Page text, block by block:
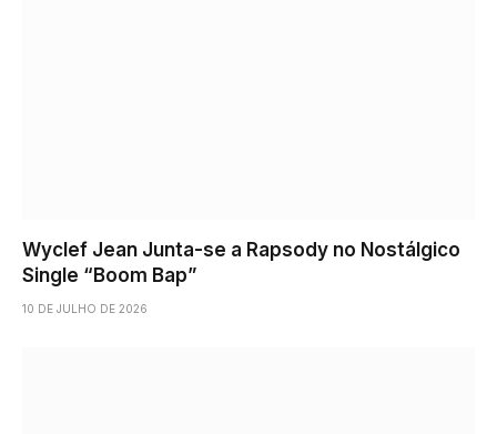
Wyclef Jean Junta-se a Rapsody no Nostálgico
Single “Boom Bap”
10 DE JULHO DE 2026